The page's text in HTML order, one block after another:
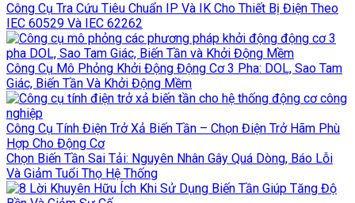
Công Cụ Tra Cứu Tiêu Chuẩn IP Và IK Cho Thiết Bị Điện Theo
IEC 60529 Và IEC 62262
Công Cụ Mô Phỏng Khởi Động Động Cơ 3 Pha: DOL, Sao Tam
Giác, Biến Tần Và Khởi Động Mềm
Công Cụ Tính Điện Trở Xả Biến Tần – Chọn Điện Trở Hãm Phù
Hợp Cho Động Cơ
Chọn Biến Tần Sai Tải: Nguyên Nhân Gây Quá Dòng, Báo Lỗi
Và Giảm Tuổi Thọ Hệ Thống